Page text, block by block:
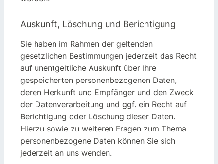
Auskunft, Löschung und Berichtigung
Sie haben im Rahmen der geltenden
gesetzlichen Bestimmungen jederzeit das Recht
auf unentgeltliche Auskunft über Ihre
gespeicherten personenbezogenen Daten,
deren Herkunft und Empfänger und den Zweck
der Datenverarbeitung und ggf. ein Recht auf
Berichtigung oder Löschung dieser Daten.
Hierzu sowie zu weiteren Fragen zum Thema
personenbezogene Daten können Sie sich
jederzeit an uns wenden.